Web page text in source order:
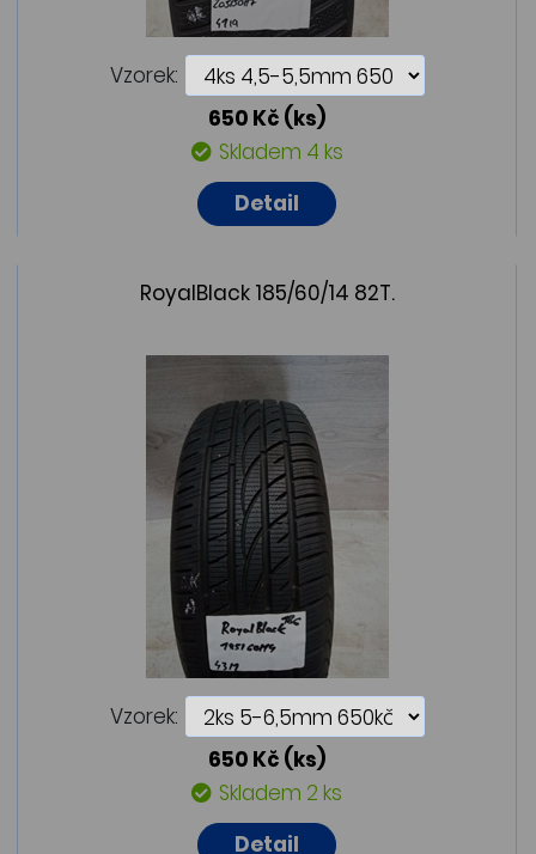
Vzorek:
650 Kč (ks)
Skladem 4 ks
Detail
RoyalBlack 185/60/14 82T.
Vzorek:
650 Kč (ks)
Skladem 2 ks
Detail